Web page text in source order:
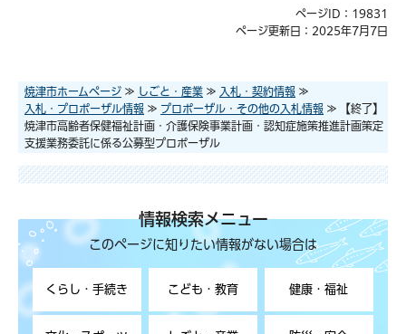
ページID：19831
ページ更新日：2025年7月7日
焼津市ホームページ ≫ しごと・産業 ≫ 入札・契約情報 ≫
入札・プロポーザル情報 ≫ プロポーザル・その他の入札情報 ≫ 【終了】
焼津市高齢者保健福祉計画・介護保険事業計画・認知症施策推進計画策定
支援業務委託に係る公募型プロポーザル
情報検索メニュー
このページに知りたい情報がない場合は
くらし・手続き こども・教育 健康・福祉